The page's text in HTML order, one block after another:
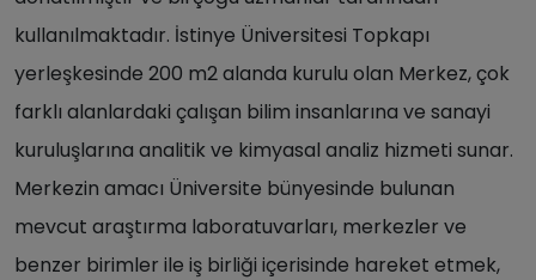
kullanılmaktadır. İstinye Üniversitesi Topkapı
yerleşkesinde 200 m2 alanda kurulu olan Merkez, çok
farklı alanlardaki çalışan bilim insanlarına ve sanayi
kuruluşlarına analitik ve kimyasal analiz hizmeti sunar.
Merkezin amacı Üniversite bünyesinde bulunan
mevcut araştırma laboratuvarları, merkezler ve
benzer birimler ile iş birliği içerisinde hareket etmek,